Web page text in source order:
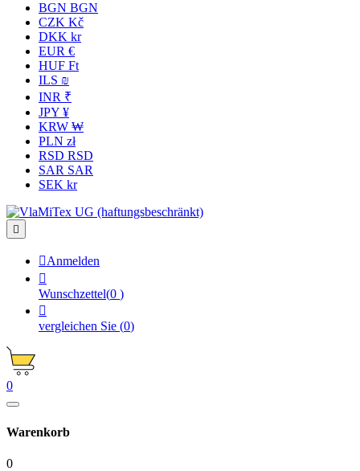
BGN BGN
CZK Kč
DKK kr
EUR €
HUF Ft
ILS ₪
INR ₹
JPY ¥
KRW ₩
PLN zł
RSD RSD
SAR SAR
SEK kr

Anmelden

Wunschzettel(0 )

vergleichen Sie (0)
0
Warenkorb
0